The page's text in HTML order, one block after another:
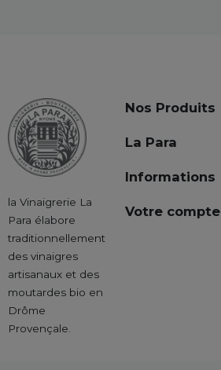
la Vinaigrerie La
Para élabore
traditionnellement
des vinaigres
artisanaux et des
moutardes bio en
Drôme
Provençale.
Nos Produits
La Para
Informations
Votre compte